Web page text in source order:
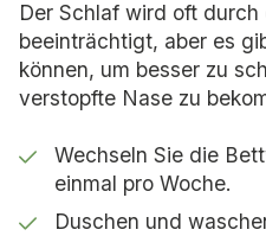
Der Schlaf wird oft durch
beeinträchtigt, aber es
können, um besser zu
verstopfte Nase zu
Wechseln Sie die
einmal pro Woche.
Duschen und